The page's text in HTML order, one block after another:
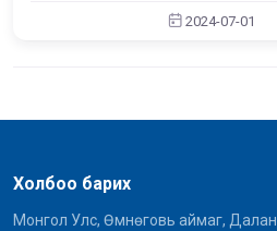
2024-07-01
Холбоо барих
Монгол Улс, Өмнөговь аймаг,